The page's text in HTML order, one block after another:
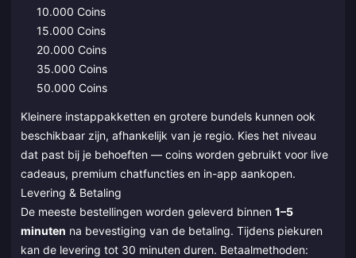
10.000 Coins
15.000 Coins
20.000 Coins
35.000 Coins
50.000 Coins
Kleinere instappakketten en grotere bundels kunnen ook
beschikbaar zijn, afhankelijk van je regio. Kies het niveau
dat past bij je behoeften — coins worden gebruikt voor live
cadeaus, premium chatfuncties en in-app aankopen.
Levering & Betaling
De meeste bestellingen worden geleverd binnen 1–5
minuten na bevestiging van de betaling. Tijdens piekuren
kan de levering tot 30 minuten duren. Betaalmethoden: